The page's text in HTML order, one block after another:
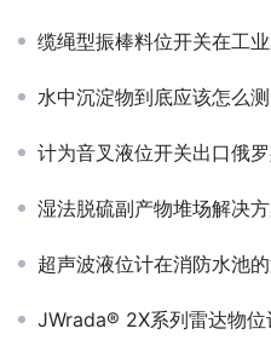
缆绳型振棒料位开关在工
水中沉淀物到底应该怎么测
计为音叉液位开关出口俄罗
湿法脱硫副产物堆场解决方案
超声波液位计在消防水池
JWrada® 2X系列雷达物位计 —— 低功耗